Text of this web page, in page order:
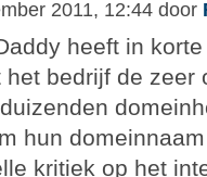
2011, 12:44 door
heeft in
bedrijf de zeer
hun
kritiek op het